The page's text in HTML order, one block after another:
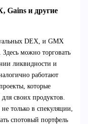
Gains и другие
DEX, и GMX
можно торговать
ликвидности и
работают
которые
своих продуктов.
только в спекуляции,
спотовый портфель